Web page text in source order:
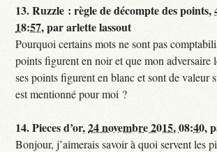
13.Ruzzle : règle de décompte des points,
18:57,pararlette lassout
Pourquoi certains mots ne sont pas
points figurent en noir et que mon adversaire
ses points figurent en blanc et sont de valeur
est mentionné pour moi ?
14.Pieces d’or,24 novembre 2015, 08:40,
Bonjour, j’aimerais savoir à quoi servent les